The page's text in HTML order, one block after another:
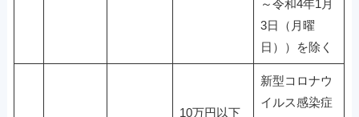
～令和4年1月
3日（月曜
日））を除く
10万円以下
新型コロナウ
イルス感染症